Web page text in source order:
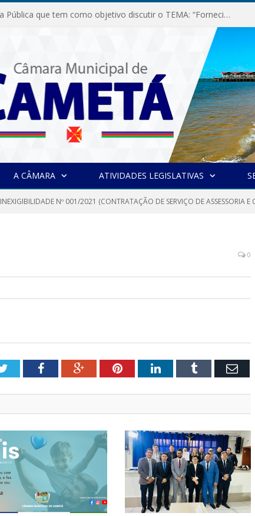
Audiência Pública que tem como objetivo discutir o TEMA: “Fornecimento de Energia Elétrica em Debate: Tarifas, Qualidade e Atendimento dos Serviços”
A CÂMARA ATIVIDADES LEGISLATIVAS
INEXIGIBILIDADE Nº 001/2021 (CONTRATAÇÃO DE SERVIÇO DE ASSESSORIA E
0
TwitterFacebookGoogle+PinterestLinkedInTumblr